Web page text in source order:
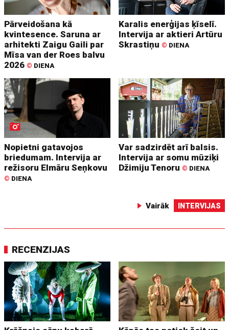
Pārveidošana kā
kvintesence. Saruna ar
arhitekti Zaigu Gaili par
Mīsa van der Roes balvu
2026 © DIENA
Karalis enerģijas ķīselī.
Intervija ar aktieri Artūru
Skrastiņu © DIENA
Nopietni gatavojos
briedumam. Intervija ar
režisoru Elmāru Seņkovu
© DIENA
Var sadzirdēt arī balsis.
Intervija ar somu mūziķi
Džimiju Tenoru © DIENA
Vairāk INTERVIJAS
RECENZIJAS